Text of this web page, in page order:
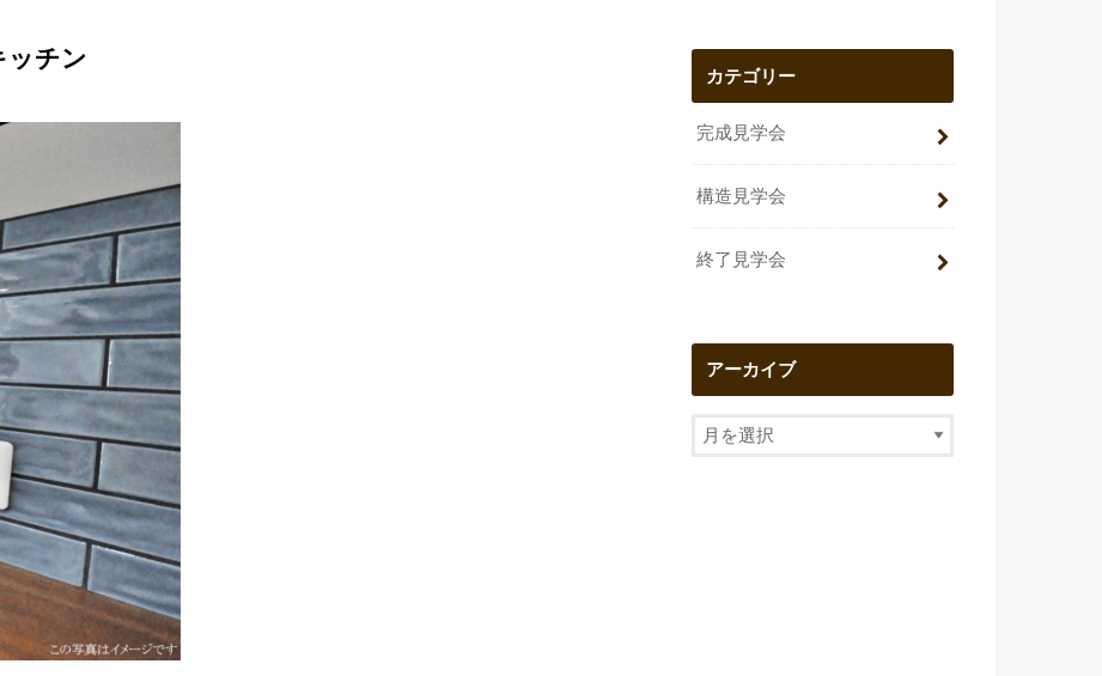
ッチン
カテゴリー
完成見学会
構造見学会
終了見学会
アーカイブ